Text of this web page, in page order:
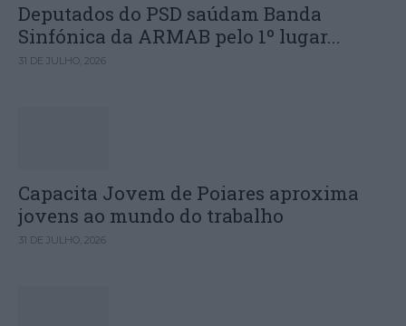
Deputados do PSD saúdam Banda
Sinfónica da ARMAB pelo 1º lugar...
31 DE JULHO, 2026
Capacita Jovem de Poiares aproxima
jovens ao mundo do trabalho
31 DE JULHO, 2026